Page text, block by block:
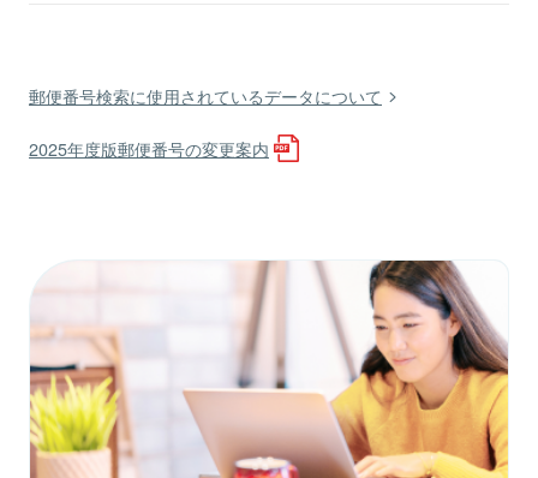
郵便番号検索に使用されているデータについて
2025年度版郵便番号の変更案内